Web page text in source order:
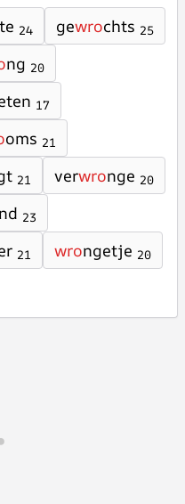
24 gewrochts 25
ng 20
17
oms 21
21 verwronge 20
23
21 wrongetje 20